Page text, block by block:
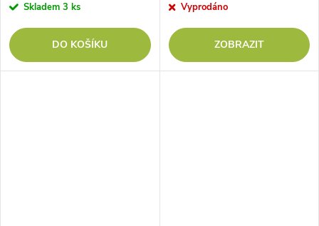
Skladem 3 ks
DO KOŠÍKU
Vyprodáno
ZOBRAZIT